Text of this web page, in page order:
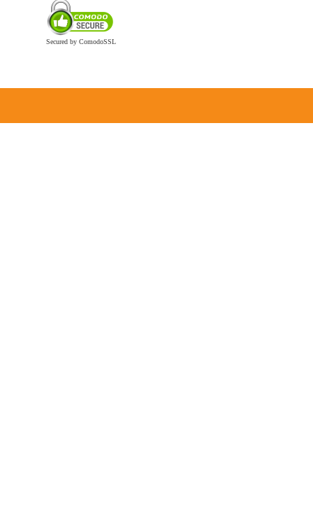
Secured by ComodoSSL